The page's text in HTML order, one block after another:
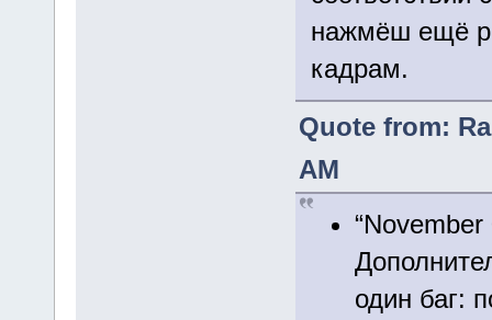
нажмёш ещё
кадрам.
Quote from:
AM
один баг: